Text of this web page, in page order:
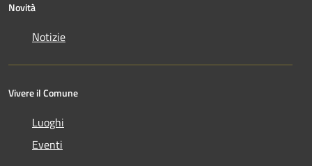
Novità
Notizie
Vivere il Comune
Luoghi
Eventi